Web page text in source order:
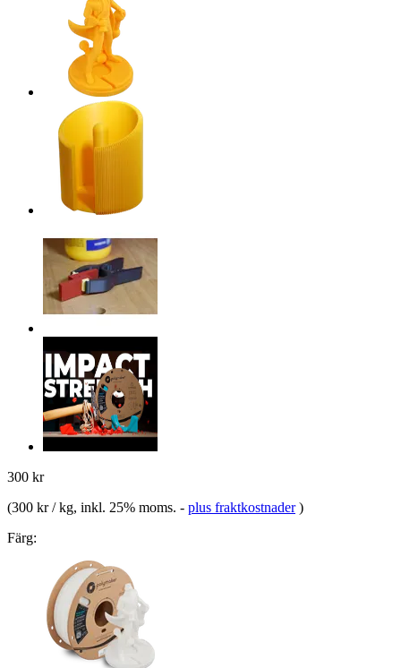
300 kr
(300 kr / kg, inkl. 25% moms. - plus fraktkostnader )
Färg: